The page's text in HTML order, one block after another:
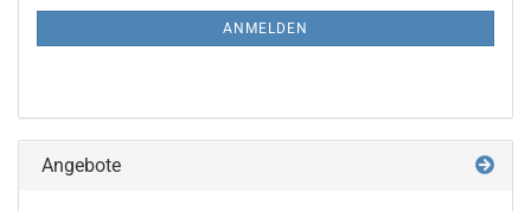
ANMELDEN
Angebote